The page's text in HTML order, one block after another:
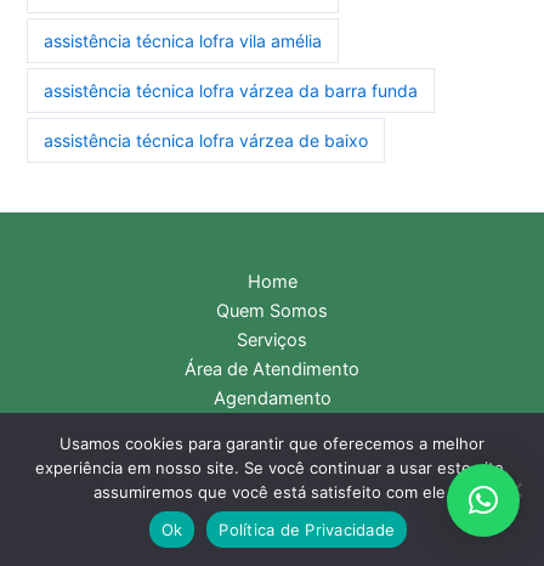
assistência técnica lofra vila amélia
assistência técnica lofra várzea da barra funda
assistência técnica lofra várzea de baixo
Home
Quem Somos
Serviços
Área de Atendimento
Agendamento
Mapa do Site
Política de privacidade
Usamos cookies para garantir que oferecemos a melhor
experiência em nosso site. Se você continuar a usar este site,
assumiremos que você está satisfeito com ele.
Ok
Política de Privacidade